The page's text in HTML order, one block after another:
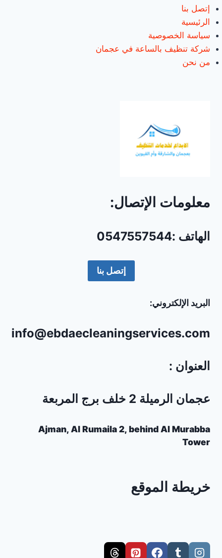
إتصل بنا
الرئيسية
سياسة الخصوصية
شركة تنظيف بالساعة في عجمان
من نحن
معلومات الإتصال:
الهاتف :0547557544
إتصل بنا
البريد الإلكتروني:
info@ebdaecleaningservices.com
العنوان :
عجمان الرميلة 2 خلف برج المربعة
Ajman, Al Rumaila 2, behind Al Murabba
Tower
خريطة الموقع